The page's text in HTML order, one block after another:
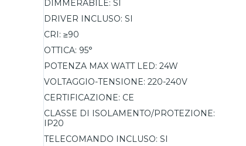
DIMMERABILE: SI
DRIVER INCLUSO: SI
CRI: ≥90
OTTICA: 95°
POTENZA MAX WATT LED: 24W
VOLTAGGIO-TENSIONE: 220-240V
CERTIFICAZIONE: CE
CLASSE DI ISOLAMENTO/PROTEZIONE:
IP20
TELECOMANDO INCLUSO: SI